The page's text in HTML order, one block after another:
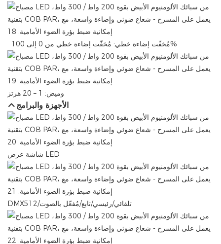
مُخفّت إضاءة خطي: ​​مُخفّت إضاءة خطي من 0 إلى 100%
وميض: 1 – 20 هرتز
الأجهزة والبرامج
شاشة عرض LED
DMX512/تلقائي/رئيسي/تابع/مُفعّل بالصوت